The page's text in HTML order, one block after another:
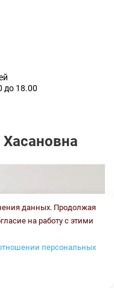
до 18.00
данных. Продолжая
на работу с этими
персональных